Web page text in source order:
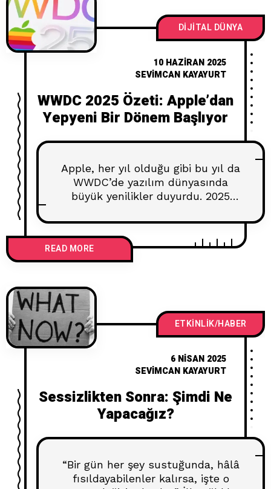
zekâyı bir araç olmaktan çıkarıp,
seninle birlikteDIJITAL DÜNYA
10 HAZIRAN 2025
SEVIMCAN KAYAYURT
WWDC 2025 Özeti: Apple’dan
Yepyeni Bir Dönem Başlıyor
Apple, her yıl olduğu gibi bu yıl da
WWDC’de yazılım dünyasında
büyük yenilikler duyurdu. 2025
köklü değişimlerine sahne oldu.
Yeni tasarım dili, yapay zeka
entegrasyonları ve platformlar
arası geliştirmelerle Apple,
başka bir seviyeye taşıyor. İşte
WWDC 2025’te tanıtılan tüm
yenilikler: Liquid Glass Tasarım Dili
Apple’ın
READ MORE
ETKINLIK/HABER
6 NISAN 2025
SEVIMCAN KAYAYURT
Sessizlikten Sonra: Şimdi Ne
Yapacağız?
“Bir gün her şey sustuğunda, hâlâ
fısıldayabilenler kalırsa, işte o